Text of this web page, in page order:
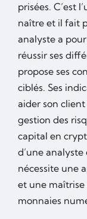
prisées. C’est
naître et il fait
analyste a
réussir ses
propose ses
ciblés. Ses
aider son
gestion des
capital en
d’une
nécessite une
et une maîtrise
monnaies